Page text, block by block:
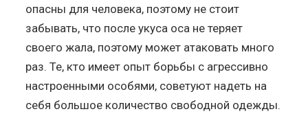
опасны для человека, поэтому не стоит
забывать, что после укуса оса не теряет
своего жала, поэтому может атаковать много
раз. Те, кто имеет опыт борьбы с агрессивно
настроенными особями, советуют надеть на
себя большое количество свободной одежды.